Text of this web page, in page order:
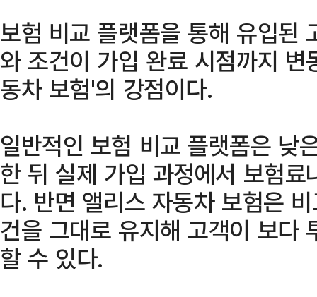
보험 비교 플랫폼을 통해 유입된
와 조건이 가입 완료 시점까지
동차 보험'의 강점이다.
일반적인 보험 비교 플랫폼은 낮
한 뒤 실제 가입 과정에서 보험
다. 반면 앨리스 자동차 보험은
건을 그대로 유지해 고객이 보다
할 수 있다.